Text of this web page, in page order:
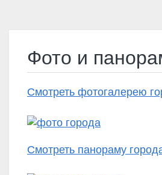
Фото и
Смотреть фотогалерею
Смотреть панораму